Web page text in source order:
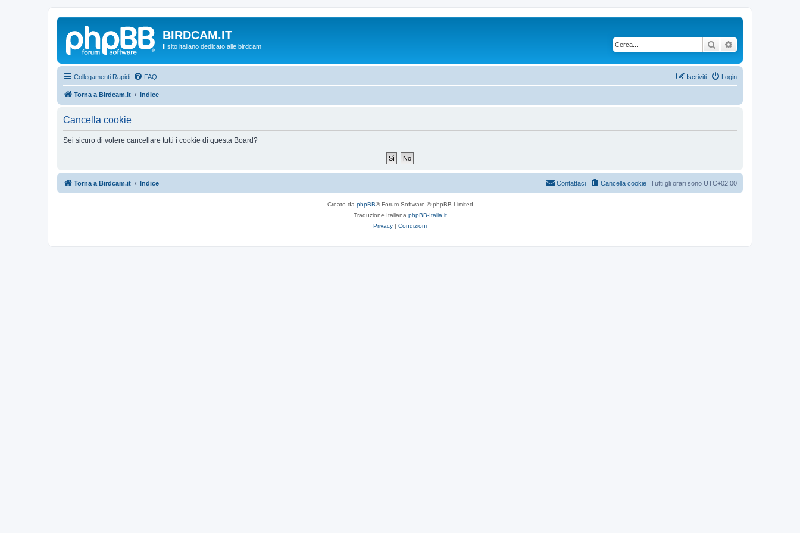
BIRDCAM.IT
Il sito italiano dedicato alle birdcam Cerca
Collegamenti Rapidi FAQ Login
Iscriviti
Torna a Birdcam.it Indice
Cancella cookie
Sei sicuro di volere cancellare tutti i cookie di questa Board?
Torna a Birdcam.it Indice Tutti gli orari sono UTC+02:00
Cancella cookie
Contattaci
Creato da phpBB® Forum Software © phpBB Limited
Traduzione Italiana phpBB-Italia.it
Privacy | Condizioni